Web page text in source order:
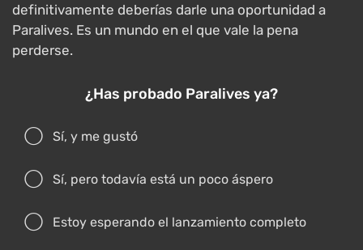
definitivamente deberías darle una oportunidad a
Paralives. Es un mundo en el que vale la pena
perderse.
¿Has probado Paralives ya?
Sí, y me gustó
Sí, pero todavía está un poco áspero
Estoy esperando el lanzamiento completo